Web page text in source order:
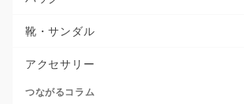
靴・サンダル
アクセサリー
つながるコラム